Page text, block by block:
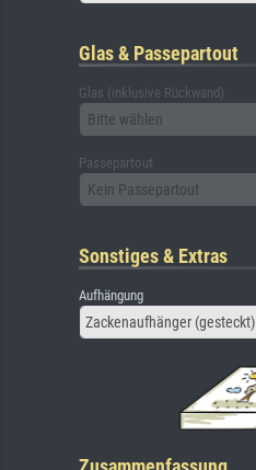
Glas & Passepartout
Glas (inklusive Rückwand)
Bitte wählen
Passepartout
Kein Passepartout
Sonstiges & Extras
Aufhängung
Zackenaufhänger (gesteckt)